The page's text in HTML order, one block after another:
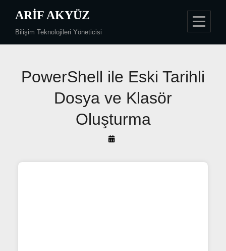
content
ARIF AKYÜZ
Bilişim Teknolojileri Yöneticisi
PowerShell ile Eski Tarihli
Dosya ve Klasör
Oluşturma
By
Akyüz
Yazı